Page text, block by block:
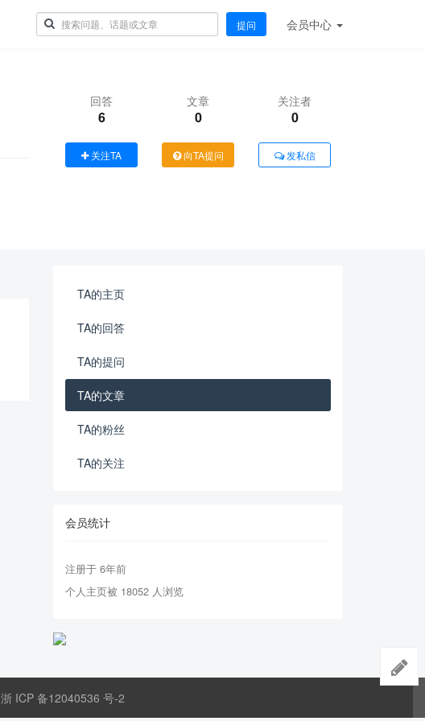
提问 会员中心
回答
6
文章
0
关注者
0
关注TA 向TA提问 发私信
TA的主页
TA的回答
TA的提问
TA的文章
TA的粉丝
TA的关注
会员统计
注册于 6年前
个人主页被 18052 人浏览
浙 ICP 备12040536 号-2